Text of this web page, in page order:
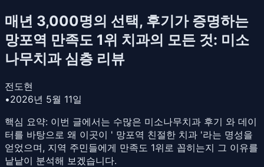
매년 3,000명의 선택, 후기가 증명하는
망포역 만족도 1위 치과의 모든 것: 미소
나무치과 심층 리뷰
전도현
•2026년 5월 11일
핵심 요약: 이번 글에서는 수많은 미소나무치과 후기 와 데이
터를 바탕으로 왜 이곳이 ' 망포역 친절한 치과 '라는 명성을
얻었으며, 지역 주민들에게 만족도 1위로 꼽히는지 그 이유를
낱낱이 분석해 보겠습니다.